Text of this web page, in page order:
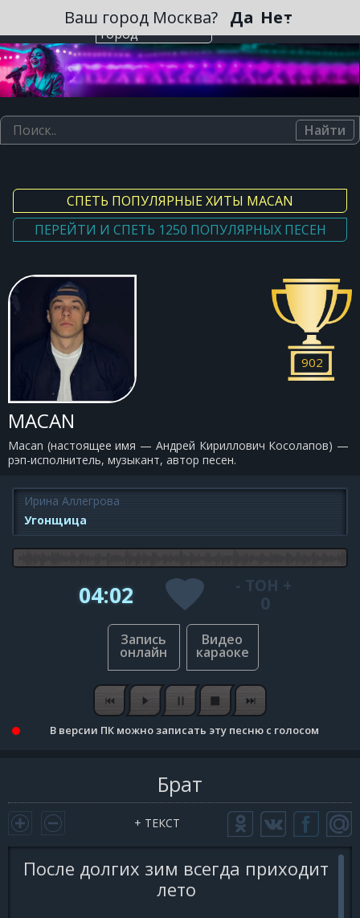
Выберите
город
Ваш город Москва? Да Нет
Найти
СПЕТЬ ПОПУЛЯРНЫЕ ХИТЫ MACAN
ПЕРЕЙТИ И СПЕТЬ 1250 ПОПУЛЯРНЫХ ПЕСЕН
MACAN
Macan (настоящее имя — Андрей Кириллович Косолапов) —
рэп-исполнитель, музыкант, автор песен.
902
Ирина Аллегрова
Угонщица
04:02 - ТОН +
0
В версии ПК можно записать эту песню с голосом
Брат
+ ТЕКСТ
После долгих зим всегда приходит
лето